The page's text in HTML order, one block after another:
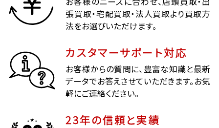
張買取・宅配買取・法人買取より買取方
法をお選びいただけます。
カスタマーサポート対応
お客様からの質問に、豊富な知識と最新
データでお答えさせていただきます。お気
軽にご連絡ください。
23年の信頼と実績